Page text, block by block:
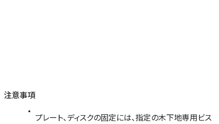
注意事項
プレート、ディスクの固定には、指定の木下地専用ビス